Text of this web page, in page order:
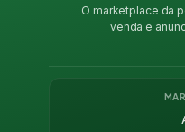
O marketplace da
venda e